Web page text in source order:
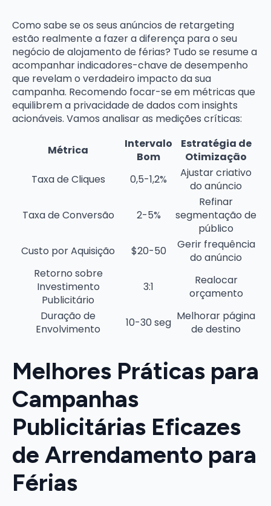
Como sabe se os seus anúncios de retargeting
estão realmente a fazer a diferença para o seu
negócio de alojamento de férias? Tudo se resume a
acompanhar indicadores-chave de desempenho
que revelam o verdadeiro impacto da sua
campanha. Recomendo focar-se em métricas que
equilibrem a privacidade de dados com insights
acionáveis. Vamos analisar as medições críticas:
Métrica
Intervalo
Bom
Estratégia de
Otimização
Taxa de Cliques
0,5-1,2%
Ajustar criativo
do anúncio
Taxa de Conversão 2-5%
Refinar
segmentação de
público
Custo por Aquisição
$20-50
Gerir frequência
do anúncio
Retorno sobre
Investimento
Publicitário
3:1
Realocar
orçamento
Duração de
Envolvimento
10-30 seg Melhorar página
de destino
Melhores Práticas para
Campanhas
Publicitárias Eficazes
de Arrendamento para
Férias